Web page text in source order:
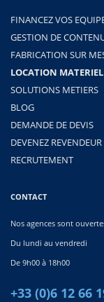
FINANCEZ VOS
GESTION DE
FABRICATION SUR
LOCATION MATERIEL
SOLUTIONS METIERS
BLOG
DEMANDE DE DEVIS
DEVENEZ REVENDEUR
RECRUTEMENT
CONTACT
Nos agences sont
Du lundi au vendredi
De 9h00 à 18h00
+33 (0)6 12 66